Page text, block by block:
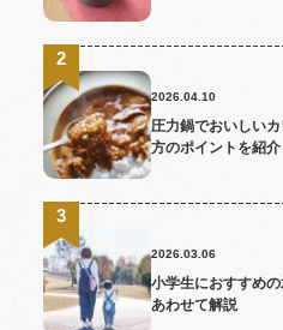
2026.04.10
圧力鍋でおいしい
方のポイントを紹介
2026.03.06
小学生におすすめ
あわせて解説